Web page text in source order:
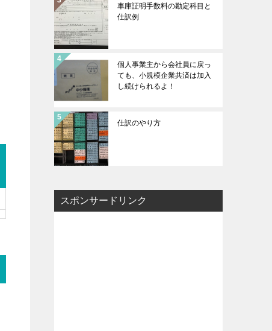
車庫証明手数料の勘定科目と
仕訳例
個人事業主から会社員に戻っ
ても、小規模企業共済は加入
し続けられるよ！
仕訳のやり方
スポンサードリンク